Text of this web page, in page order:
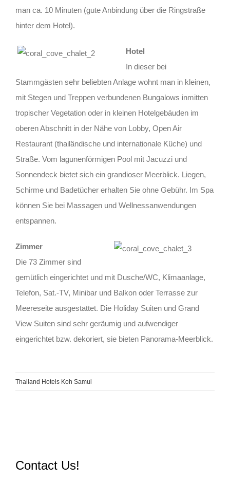
man ca. 10 Minuten (gute Anbindung über die Ringstraße
hinter dem Hotel).
Hotel
In dieser bei
Stammgästen sehr beliebten Anlage wohnt man in kleinen,
mit Stegen und Treppen verbundenen Bungalows inmitten
tropischer Vegetation oder in kleinen Hotelgebäuden im
oberen Abschnitt in der Nähe von Lobby, Open Air
Restaurant (thailändische und internationale Küche) und
Straße. Vom lagunenförmigen Pool mit Jacuzzi und
Sonnendeck bietet sich ein grandioser Meerblick. Liegen,
Schirme und Badetücher erhalten Sie ohne Gebühr. Im Spa
können Sie bei Massagen und Wellnessanwendungen
entspannen.
Zimmer
Die 73 Zimmer sind
gemütlich eingerichtet und mit Dusche/WC, Klimaanlage,
Telefon, Sat.-TV, Minibar und Balkon oder Terrasse zur
Meereseite ausgestattet. Die Holiday Suiten und Grand
View Suiten sind sehr geräumig und aufwendiger
eingerichtet bzw. dekoriert, sie bieten Panorama-Meerblick.
Thailand Hotels Koh Samui
Contact Us!